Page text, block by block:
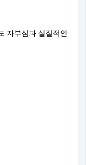
자부심과 실질적인